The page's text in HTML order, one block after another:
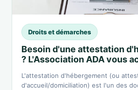
Droits et démarches
Besoin d'une attestation
? L'Association ADA vous
L'attestation d'hébergement (ou
d'accueil/domiciliation) est l'un des